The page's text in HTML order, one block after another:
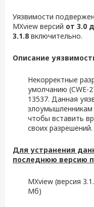
Уязвимости
MXview версий от 3.0
3.1.8 включительно.
Описание
Некорректные
умолчанию (CWE-
13537. Данная
чтобы вставить
своих разрешений.
Для устранения
последнюю версию
MXview (версия
Мб)